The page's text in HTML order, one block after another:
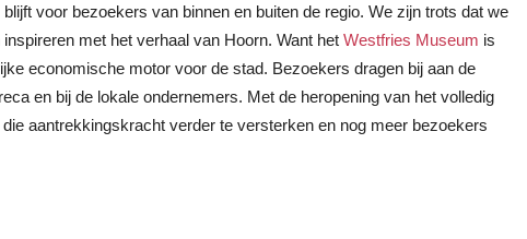
voor bezoekers van binnen en buiten de regio. We zijn trots dat we
met het verhaal van Hoorn. Want het Westfries Museum is
economische motor voor de stad. Bezoekers dragen bij aan de
en bij de lokale ondernemers. Met de heropening van het volledig
aantrekkingskracht verder te versterken en nog meer bezoekers